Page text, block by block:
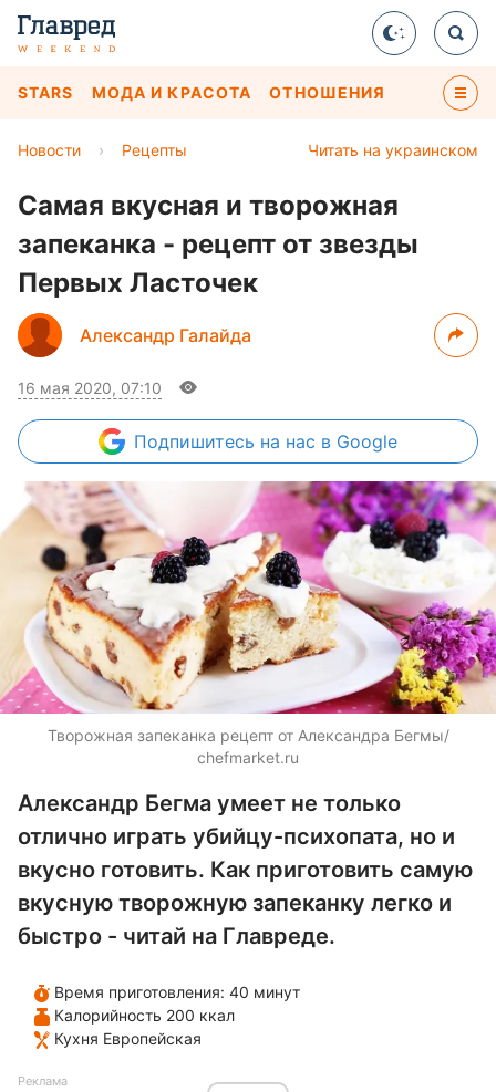
STARS МОДА И КРАСОТА ОТНОШЕНИЯ
Читать на украинском
Новости › Рецепты
Самая вкусная и творожная
запеканка - рецепт от звезды
Первых Ласточек
Александр Галайда
16 мая 2020, 07:10
Подпишитесь на нас в Google
Творожная запеканка рецепт от Александра Бегмы/
chefmarket.ru
Александр Бегма умеет не только
отлично играть убийцу-психопата, но и
вкусно готовить. Как приготовить самую
вкусную творожную запеканку легко и
быстро - читай на Главреде.
Время приготовления: 40 минут
Калорийность 200 ккал
Кухня Европейская
Реклама